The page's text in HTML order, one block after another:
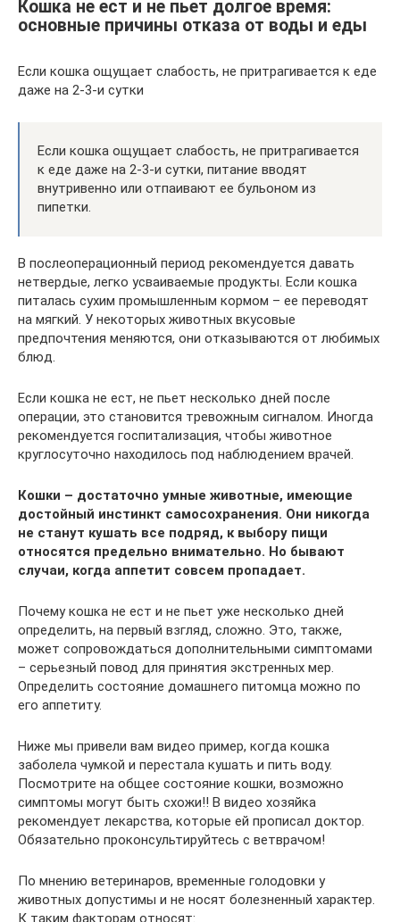
Кошка не ест и не пьет долгое время:
основные причины отказа от воды и еды
Если кошка ощущает слабость, не притрагивается к еде
даже на 2-3-и сутки
Если кошка ощущает слабость, не притрагивается
к еде даже на 2-3-и сутки, питание вводят
внутривенно или отпаивают ее бульоном из
пипетки.
В послеоперационный период рекомендуется давать
нетвердые, легко усваиваемые продукты. Если кошка
питалась сухим промышленным кормом – ее переводят
на мягкий. У некоторых животных вкусовые
предпочтения меняются, они отказываются от любимых
блюд.
Если кошка не ест, не пьет несколько дней после
операции, это становится тревожным сигналом. Иногда
рекомендуется госпитализация, чтобы животное
круглосуточно находилось под наблюдением врачей.
Кошки – достаточно умные животные, имеющие
достойный инстинкт самосохранения. Они никогда
не станут кушать все подряд, к выбору пищи
относятся предельно внимательно. Но бывают
случаи, когда аппетит совсем пропадает.
Почему кошка не ест и не пьет уже несколько дней
определить, на первый взгляд, сложно. Это, также,
может сопровождаться дополнительными симптомами
– серьезный повод для принятия экстренных мер.
Определить состояние домашнего питомца можно по
его аппетиту.
Ниже мы привели вам видео пример, когда кошка
заболела чумкой и перестала кушать и пить воду.
Посмотрите на общее состояние кошки, возможно
симптомы могут быть схожи!! В видео хозяйка
рекомендует лекарства, которые ей прописал доктор.
Обязательно проконсультируйтесь с ветврачом!
По мнению ветеринаров, временные голодовки у
животных допустимы и не носят болезненный характер.
К таким факторам относят: